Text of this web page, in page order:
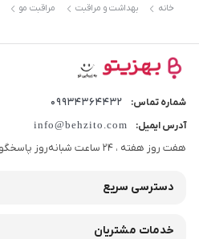
خانه بهداشت و مراقبت مراقبت مو
شماره تماس: 09934364432
آدرس ایمیل: info@behzito.com
هفت روز هفته ، 24 ساعت شبانه‌روز پاسخگوی شما هستیم.
دسترسی سریع
خدمات مشتریان